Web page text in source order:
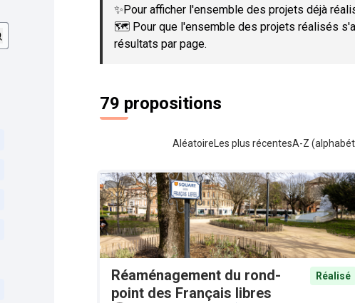
✨Pour afficher l'ensemble des projets déjà
🗺️ Pour que l'ensemble des projets réalisés
résultats par page.
79 propositions
Aléatoire Les plus récentesA-Z
Réaménagement du rond-
point des Français libres
Réalisé